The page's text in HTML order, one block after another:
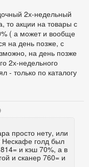
2х-недельный
то акции на товары с
( а может и вообще
на день позже, с
на день позже
2х-недельного
- только по каталогу
просто нету, или
голд был
и кэш 70%, а в
и сканер 760= и